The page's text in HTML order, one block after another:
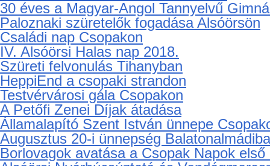
30 éves a Magyar-Angol Tannyelvű
Paloznaki szüretelők fogadása Alsóörsön
Családi nap Csopakon
IV. Alsóörsi Halas nap 2018.
Szüreti felvonulás Tihanyban
HeppiEnd a csopaki strandon
Testvérvárosi gála Csopakon
A Petőfi Zenei Díjak átadása
Államalapító Szent István ünnepe
Augusztus 20-i ünnepség
Borlovagok avatása a Csopak Napok első